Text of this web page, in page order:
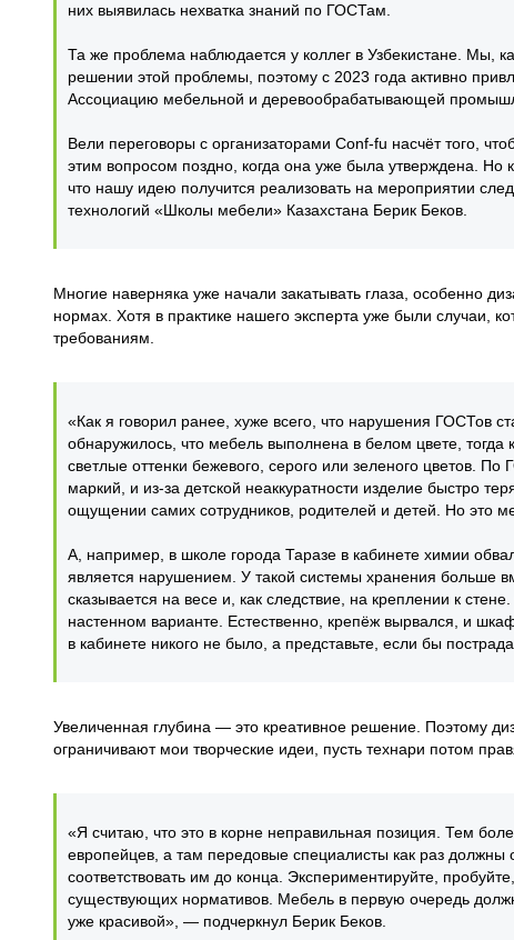
них выявилась нехватка знаний по ГОСТам.
Та же проблема наблюдается у коллег в Узбекистане. Мы,
решении этой проблемы, поэтому с 2023 года активно
Ассоциацию мебельной и деревообрабатывающей
Вели переговоры с организаторами Conf-fu насчёт того,
этим вопросом поздно, когда она уже была утверждена.
что нашу идею получится реализовать на мероприятии
технологий «Школы мебели» Казахстана Берик Беков.
Многие наверняка уже начали закатывать глаза, особенно
нормах. Хотя в практике нашего эксперта уже были случаи,
требованиям.
«Как я говорил ранее, хуже всего, что нарушения ГОСТов
обнаружилось, что мебель выполнена в белом цвете,
светлые оттенки бежевого, серого или зеленого цветов.
маркий, и из-за детской неаккуратности изделие быстро
ощущении самих сотрудников, родителей и детей. Но это
А, например, в школе города Таразе в кабинете химии
является нарушением. У такой системы хранения больше
сказывается на весе и, как следствие, на креплении к
настенном варианте. Естественно, крепёж вырвался, и
в кабинете никого не было, а представьте, если бы
Увеличенная глубина — это креативное решение. Поэтому
ограничивают мои творческие идеи, пусть технари потом
«Я считаю, что это в корне неправильная позиция. Тем
европейцев, а там передовые специалисты как раз должны
соответствовать им до конца. Экспериментируйте,
существующих нормативов. Мебель в первую очередь
уже красивой», — подчеркнул Берик Беков.